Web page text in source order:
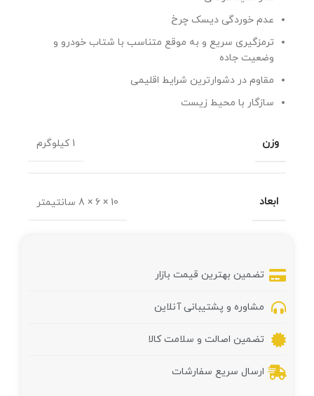
عدم خوردگی دیسک چرخ
ترمزگیری سریع و به موقع متناسب با شتاب خودرو و
وضعیت جاده
مقاوم در دشوارترین شرایط اقلیمی
سازگار با محیط زیست
وزن 1 کیلوگرم
ابعاد 10 × 6 × 8 سانتیمتر
تضمین بهترین قیمت بازار
مشاوره و پشتیبانی آنلاین
تضمین اصالت و سلامت کالا
ارسال سریع سفارشات